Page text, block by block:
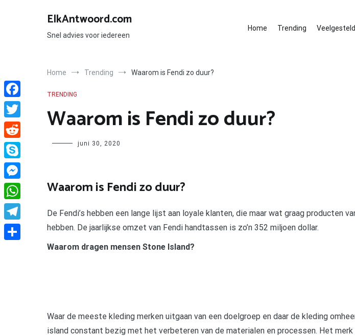
ElkAntwoord.com
Snel advies voor iedereen
Home Trending
Home Trending Waarom is Fendi zo duur?
TRENDING
Waarom is Fendi zo duur?
Author juni 30, 2020
Waarom is Fendi zo duur?
De Fendi’s hebben een lange lijst aan loyale klanten, die maar wat graag producten
hebben. De jaarlijkse omzet van Fendi handtassen is zo’n 352 miljoen dollar.
Waarom dragen mensen Stone Island?
Waar de meeste kleding merken uitgaan van een doelgroep en daar de kleding
island constant bezig met het verbeteren van de materialen en processen. Het
Facebook
Twitter
Reddit
Skype
Messenger
WhatsApp
Telegram